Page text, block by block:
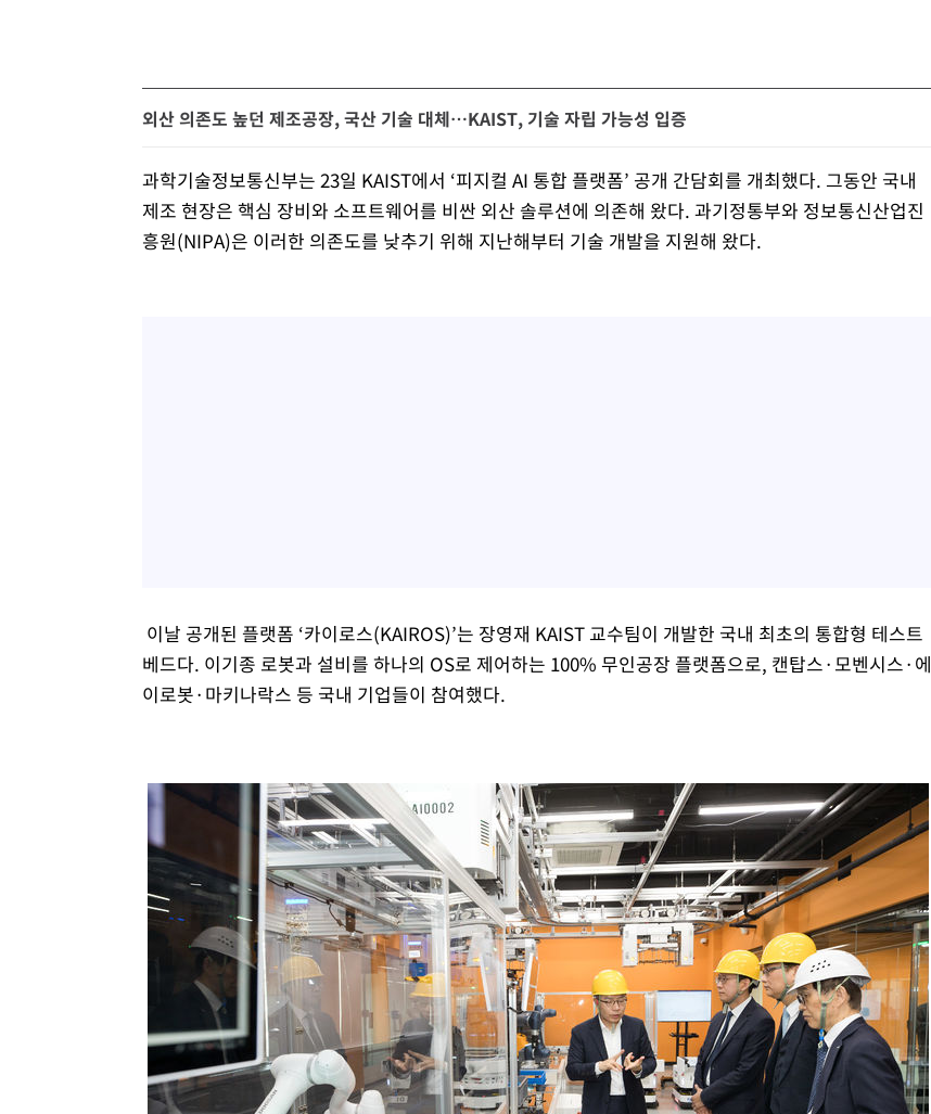
외산 의존도 높던 제조공장, 국산 기술 대체…KAIST, 기술 자립 가능성 입증
과학기술정보통신부는 23일 KAIST에서 ‘피지컬 AI 통합 플랫폼’ 공개 간담회를 개최했다. 그동안 국내
제조 현장은 핵심 장비와 소프트웨어를 비싼 외산 솔루션에 의존해 왔다. 과기정통부와 정보통신산업진
흥원(NIPA)은 이러한 의존도를 낮추기 위해 지난해부터 기술 개발을 지원해 왔다.
이날 공개된 플랫폼 ‘카이로스(KAIROS)’는 장영재 KAIST 교수팀이 개발한 국내 최초의 통합형 테스트
베드다. 이기종 로봇과 설비를 하나의 OS로 제어하는 100% 무인공장 플랫폼으로, 캔탑스·모벤시스·에
이로봇·마키나락스 등 국내 기업들이 참여했다.